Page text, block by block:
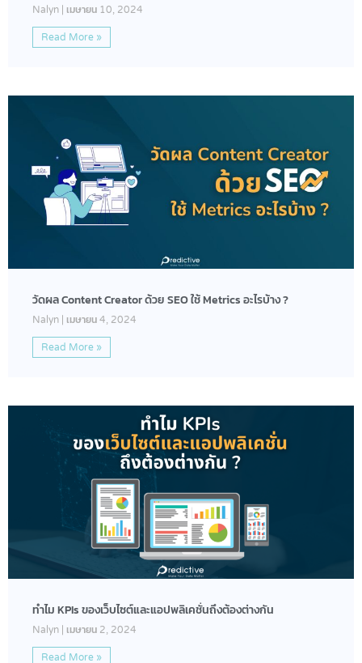
Nalyn เมษายน 10, 2024
Read More »
วัดผล Content Creator ด้วย SEO ใช้ Metrics อะไรบ้าง ?
Nalyn เมษายน 4, 2024
Read More »
ทำไม KPIs ของเว็บไซต์และแอปพลิเคชั่นถึงต้องต่างกัน
Nalyn เมษายน 2, 2024
Read More »